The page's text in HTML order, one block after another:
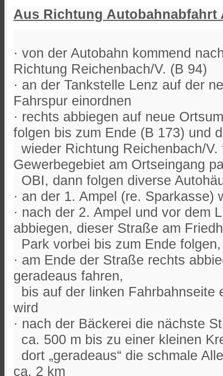
Aus Richtung Autobahnabfahrt
· von der Autobahn kommend
Richtung Reichenbach/V. (B 94)
· an der Tankstelle Lenz auf der
Fahrspur einordnen
· rechts abbiegen auf neue
folgen bis zum Ende (B 173) und
wieder Richtung Reichenbach/V.
Gewerbegebiet am Ortseingang
OBI, dann folgen diverse
· an der 1. Ampel (re. Sparkasse)
· nach der 2. Ampel und vor dem
abbiegen, dieser Straße am
Park vorbei bis zum Ende folgen,
· am Ende der Straße rechts
geradeaus fahren,
bis auf der linken Fahrbahnseite
wird
· nach der Bäckerei die nächste
ca. 500 m bis zu einer kleinen
dort „geradeaus“ die schmale
ca. 2 km